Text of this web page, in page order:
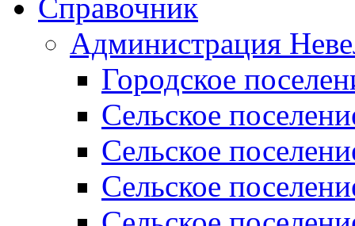
Справочник
Администрация
Городское
Сельское
Сельское
Сельское